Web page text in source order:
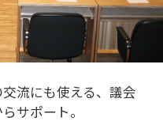
流にも使える、議会
サポート。